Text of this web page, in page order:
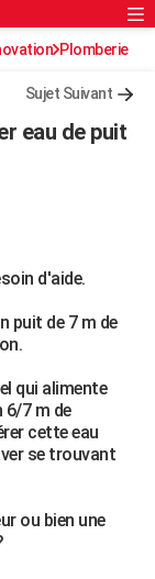
Rechercher
Plomberie
Sujet Suivant
eau de puit
d'aide.
puit de 7 m de
qui alimente
7 m de
cette eau
se trouvant
ou bien une